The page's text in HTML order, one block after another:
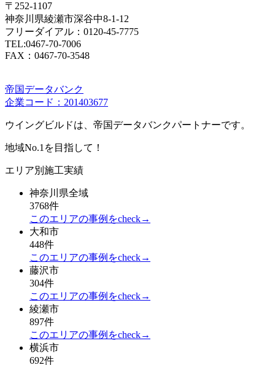
〒252-1107
神奈川県綾瀬市深谷中8-1-12
フリーダイアル：0120-45-7775
TEL:0467-70-7006
FAX：0467-70-3548
帝国データバンク
企業コード：201403677
ウイングビルドは、帝国データバンクパートナーです。
地域No.1を目指して！
エリア別施工実績
神奈川県全域
3768件
このエリアの事例をcheck→
大和市
448件
このエリアの事例をcheck→
藤沢市
304件
このエリアの事例をcheck→
綾瀬市
897件
このエリアの事例をcheck→
横浜市
692件